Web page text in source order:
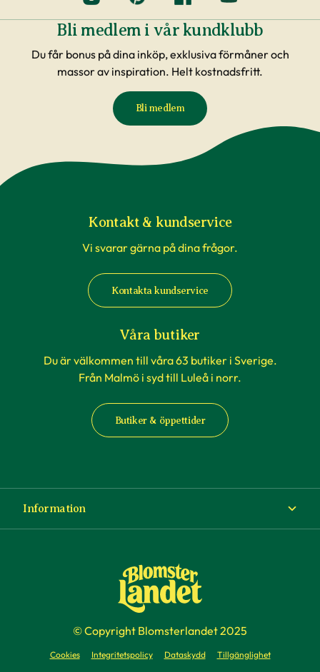
Bli medlem i vår kundklubb
Du får bonus på dina inköp, exklusiva förmåner och
massor av inspiration. Helt kostnadsfritt.
Bli medlem
Kontakt & kundservice
Vi svarar gärna på dina frågor.
Kontakta kundservice
Våra butiker
Du är välkommen till våra 63 butiker i Sverige.
Från Malmö i syd till Luleå i norr.
Butiker & öppettider
Information
Köp- och leveransvillkor
Företag
© Copyright Blomsterlandet 2025
Cookies Integritetspolicy Dataskydd Tillgänglighet